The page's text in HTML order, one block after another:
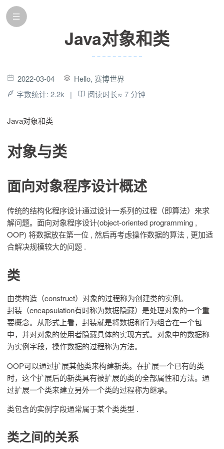
Java对象和类
2022-03-04
Hello, 赛博世界
字数统计: 2.2k | 阅读时长≈ 7 分钟
Java对象和类
对象与类
面向对象程序设计概述
传统的结构化程序设计通过设计一系列的过程（即算法）来求
解问题。面向对象程序设计(object-oriented programming ,
OOP) 将数据放在第一位 , 然后再考虑操作数据的算法 , 更加适
合解决规模较大的问题 .
类
由类构造（construct）对象的过程称为创建类的实例。
封装（encapsulation有时称为数据隐藏）是处理对象的一个重
要概念。从形式上看，封装就是将数据和行为组合在一个包
中，并对对象的使用者隐藏具体的实现方式。对象中的数据称
为实例字段，操作数据的过程称为方法。
OOP可以通过扩展其他类来构建新类。在扩展一个已有的类
时，这个扩展后的新类具有被扩展的类的全部属性和方法。通
过扩展一个类来建立另外一个类的过程称为继承。
类包含的实例字段通常属于某个类类型 .
类之间的关系